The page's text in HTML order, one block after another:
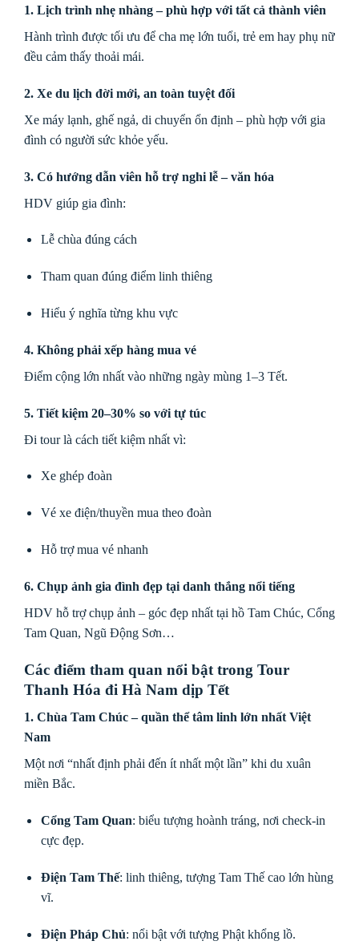
1. Lịch trình nhẹ nhàng – phù hợp với tất cả thành viên
Hành trình được tối ưu để cha mẹ lớn tuổi, trẻ em hay phụ nữ
đều cảm thấy thoải mái.
2. Xe du lịch đời mới, an toàn tuyệt đối
Xe máy lạnh, ghế ngả, di chuyển ổn định – phù hợp với gia
đình có người sức khỏe yếu.
3. Có hướng dẫn viên hỗ trợ nghi lễ – văn hóa
HDV giúp gia đình:
Lễ chùa đúng cách
Tham quan đúng điểm linh thiêng
Hiểu ý nghĩa từng khu vực
4. Không phải xếp hàng mua vé
Điểm cộng lớn nhất vào những ngày mùng 1–3 Tết.
5. Tiết kiệm 20–30% so với tự túc
Đi tour là cách tiết kiệm nhất vì:
Xe ghép đoàn
Vé xe điện/thuyền mua theo đoàn
Hỗ trợ mua vé nhanh
6. Chụp ảnh gia đình đẹp tại danh thắng nổi tiếng
HDV hỗ trợ chụp ảnh – góc đẹp nhất tại hồ Tam Chúc, Cổng
Tam Quan, Ngũ Động Sơn…
Các điểm tham quan nổi bật trong Tour
Thanh Hóa đi Hà Nam dịp Tết
1. Chùa Tam Chúc – quần thể tâm linh lớn nhất Việt
Nam
Một nơi “nhất định phải đến ít nhất một lần” khi du xuân
miền Bắc.
Cổng Tam Quan: biểu tượng hoành tráng, nơi check-in
cực đẹp.
Điện Tam Thế: linh thiêng, tượng Tam Thế cao lớn hùng
vĩ.
Điện Pháp Chủ: nổi bật với tượng Phật khổng lồ.